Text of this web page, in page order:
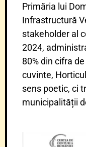
Primăria lui
Infrastructură
stakeholder al
2024,
80% din cifra
cuvinte,
sens poetic, ci
municipalității